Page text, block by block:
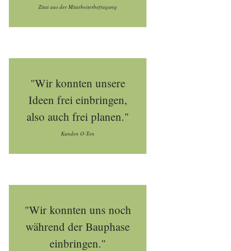
Zitat aus der Mitarbeiterbefragung
"Wir konnten unsere
Ideen frei einbringen,
also auch frei planen."
Kunden O-Ton
"Wir konnten uns noch
während der Bauphase
einbringen."